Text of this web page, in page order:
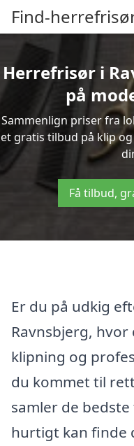
Find-
Herrefrisør i
på
Sammenlign priser fra
et gratis tilbud på klip
Få tilbud,
Er du på udkig
Ravnsbjerg, hvor
klipning og
du kommet til
samler de
hurtigt kan finde